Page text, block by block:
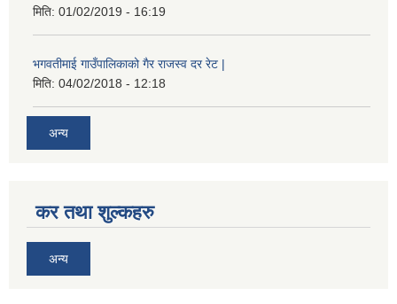
मिति: 01/02/2019 - 16:19
भगवतीमाई गाउँपालिकाको गैर राजस्व दर रेट |
मिति: 04/02/2018 - 12:18
अन्य
कर तथा शुल्कहरु
अन्य